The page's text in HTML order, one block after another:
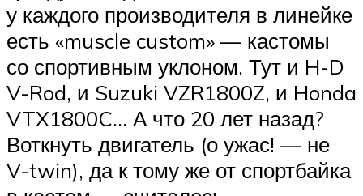
у каждого производителя в линейке
есть «muscle custom» — кастомы
со спортивным уклоном. Тут и H-D
V-Rod, и Suzuki VZR1800Z, и Honda
VTX1800C… А что 20 лет назад?
Воткнуть двигатель (о ужас! — не
V-twin), да к тому же от спортбайка